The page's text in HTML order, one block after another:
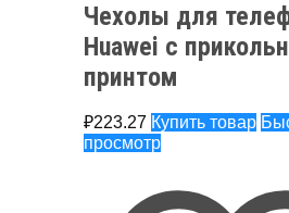
Чехолы для
Huawei с
принтом
₽223.27 Купить товар
просмотр